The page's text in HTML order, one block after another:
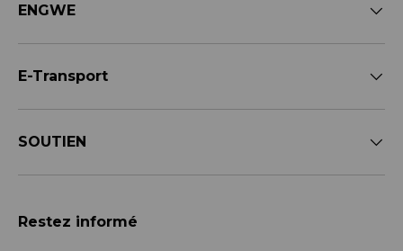
ENGWE
E-Transport
SOUTIEN
Restez informé